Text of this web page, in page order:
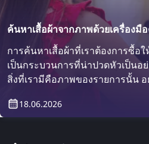
ค้นหาเสื้อผ้าจากภาพด้วยเครื่อง
การค้นหาเสื้อผ้าที่เราต้องการซื้อ
เป็นกระบวนการที่น่าปวดหัวเป็นอ
สิ่งที่เรามีคือภาพของรายการนั้น
จากการค้นหารูปภาพย้อนกลับ
18.06.2026